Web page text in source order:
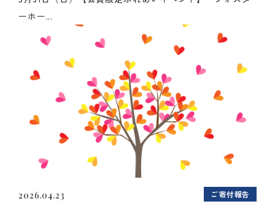
ーホー...
2026.04.23 ご寄付報告